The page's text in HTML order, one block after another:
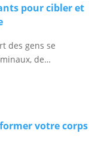
pour cibler et
des gens se
de…
votre corps